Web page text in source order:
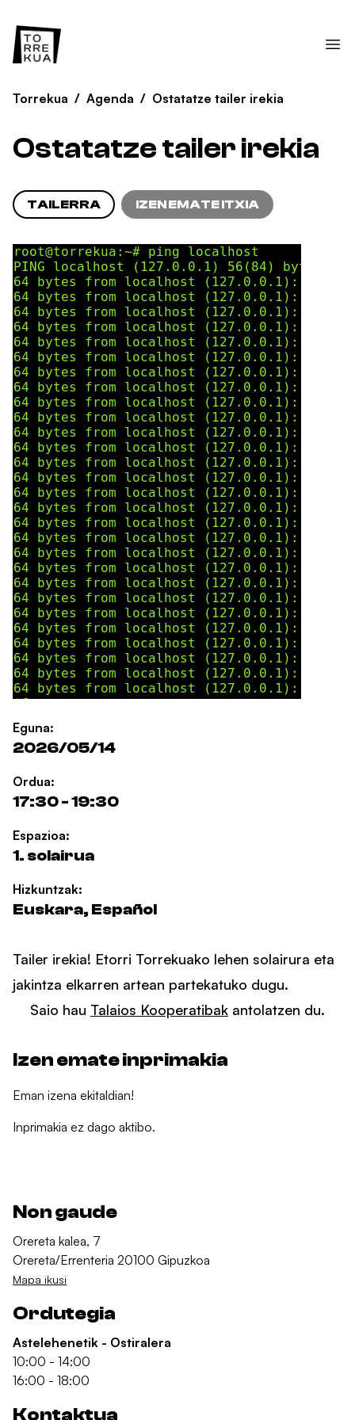
Torrekua / Agenda / Ostatatze tailer irekia
Ostatatze tailer irekia
TAILERRA IZEN EMATE ITXIA
Eguna:
2026/05/14
Ordua:
17:30 - 19:30
Espazioa:
1. solairua
Hizkuntzak:
Euskara, Español
Tailer irekia! Etorri Torrekuako lehen solairura eta
jakintza elkarren artean partekatuko dugu.
Saio hau Talaios Kooperatibak antolatzen du.
Izen emate inprimakia
Eman izena ekitaldian!
Inprimakia ez dago aktibo.
Non gaude
Orereta kalea, 7
Orereta/Errenteria 20100 Gipuzkoa
Mapa ikusi
Ordutegia
Astelehenetik - Ostiralera
10:00 - 14:00
16:00 - 18:00
Kontaktua